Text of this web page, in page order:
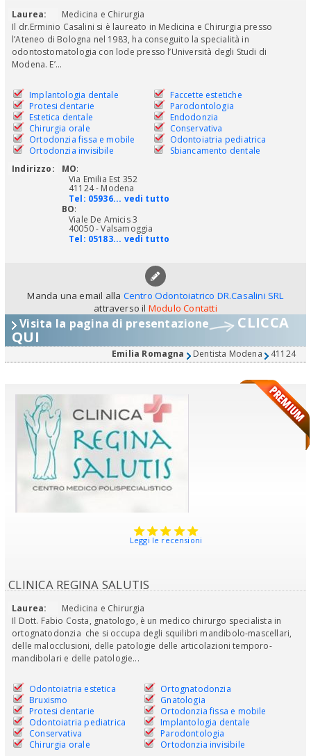
Laurea:
Medicina e Chirurgia
Il dr.Erminio Casalini si è laureato in Medicina e Chirurgia presso
l’Ateneo di Bologna nel 1983, ha conseguito la specialità in
odontostomatologia con lode presso l’Università degli Studi di
Modena. E’...
Implantologia dentale
Protesi dentarie
Estetica dentale
Chirurgia orale
Ortodonzia fissa e mobile
Ortodonzia invisibile
Faccette estetiche
Parodontologia
Endodonzia
Conservativa
Odontoiatria pediatrica
Sbiancamento dentale
Indirizzo:
MO:
Via Emilia Est 352
41124 - Modena
Tel: 05936... vedi tutto
BO:
Viale De Amicis 3
40050 - Valsamoggia
Tel: 05183... vedi tutto
Manda una email alla Centro Odontoiatrico DR.Casalini SRL
attraverso il Modulo Contatti
Visita la pagina di presentazione CLICCA
QUI
Emilia Romagna Dentista Modena 41124
Leggi le recensioni
CLINICA REGINA SALUTIS
Laurea:
Medicina e Chirurgia
Il Dott. Fabio Costa, gnatologo, è un medico chirurgo specialista in
ortognatodonzia che si occupa degli squilibri mandibolo-mascellari,
delle malocclusioni, delle patologie delle articolazioni temporo-
mandibolari e delle patologie...
Odontoiatria estetica
Bruxismo
Protesi dentarie
Odontoiatria pediatrica
Conservativa
Chirurgia orale
Ortognatodonzia
Gnatologia
Ortodonzia fissa e mobile
Implantologia dentale
Parodontologia
Ortodonzia invisibile